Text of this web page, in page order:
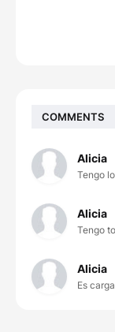
COMMENTS
Alicia
Tengo
Alicia
Tengo
Alicia
Es